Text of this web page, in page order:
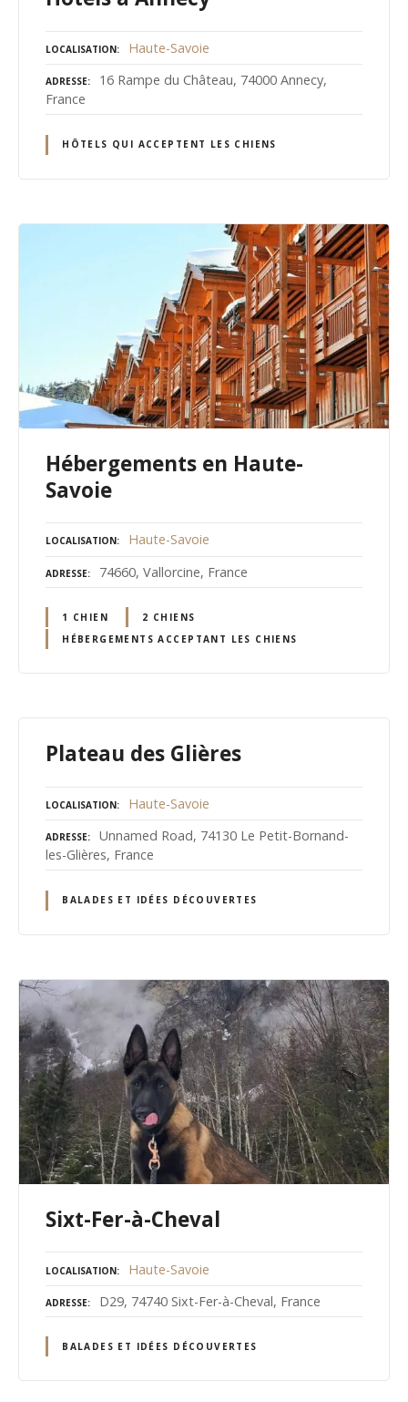
LOCALISATION Haute-Savoie
ADRESSE
16 Rampe du Château, 74000 Annecy,
France
HÔTELS QUI ACCEPTENT LES CHIENS
Hébergements en Haute-
Savoie
LOCALISATION Haute-Savoie
ADRESSE 74660, Vallorcine, France
1 CHIEN
2 CHIENS
HÉBERGEMENTS ACCEPTANT LES CHIENS
Plateau des Glières
LOCALISATION Haute-Savoie
ADRESSE
Unnamed Road, 74130 Le Petit-Bornand-
les-Glières, France
BALADES ET IDÉES DÉCOUVERTES
Sixt-Fer-à-Cheval
LOCALISATION Haute-Savoie
ADRESSE D29, 74740 Sixt-Fer-à-Cheval, France
BALADES ET IDÉES DÉCOUVERTES